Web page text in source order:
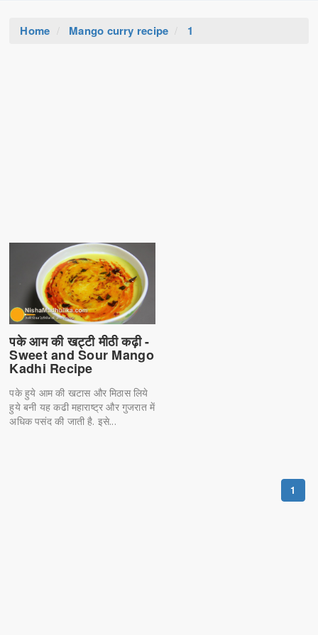
Home Mango curry recipe 1
पके आम की खट्टी मीठी कढ़ी -
Sweet and Sour Mango
Kadhi Recipe
पके हुये आम की खटास और मिठास लिये
हुये बनी यह कढी महाराष्ट्र और गुजरात में
अधिक पसंद की जाती है. इसे...
1